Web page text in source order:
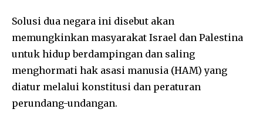
Solusi dua negara ini disebut akan
memungkinkan masyarakat Israel dan Palestina
untuk hidup berdampingan dan saling
menghormati hak asasi manusia (HAM) yang
diatur melalui konstitusi dan peraturan
perundang-undangan.